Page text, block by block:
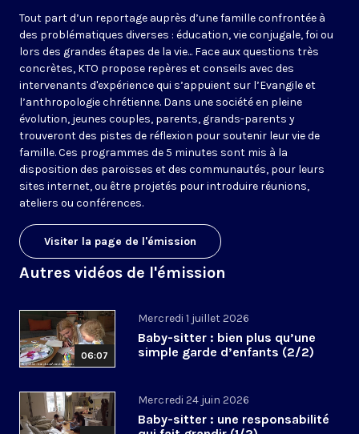
Tout part d’un reportage auprès d’une famille confrontée à
des problématiques diverses : éducation, vie conjugale, foi ou
lors des grandes étapes de la vie... Face aux questions très
concrètes, KTO propose repères et conseils avec des
intervenants d'expérience qui s’appuient sur l’Evangile et
l’anthropologie chrétienne. Dans une société en pleine
évolution, jeunes couples, parents, grands-parents y
trouveront des pistes de réflexion pour soutenir leur vie de
famille. Ces programmes de 5 minutes sont mis à la
disposition des paroisses et des communautés, pour leurs
sites internet, ou être projetés pour introduire réunions,
ateliers ou conférences.
Visiter la page de l'émission
Autres vidéos de l'émission
06:07
Mercredi 1 juillet 2026
Baby-sitter : bien plus qu’une
simple garde d’enfants (2/2)
Mercredi 24 juin 2026
Baby-sitter : une responsabilité